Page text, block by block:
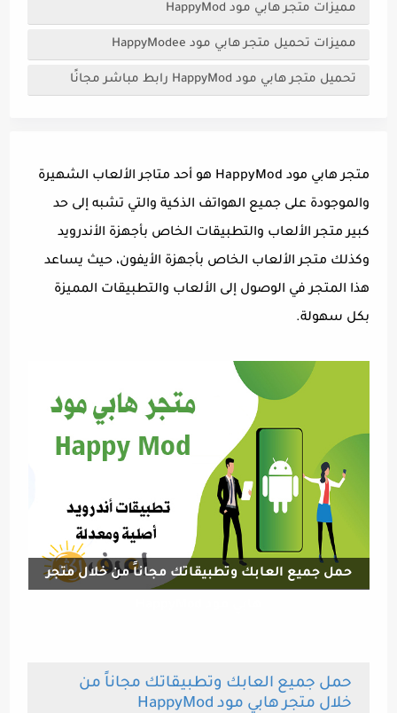
مميزات متجر هابي مود HappyMod
مميزات تحميل متجر هابي مود HappyModee
تحميل متجر هابي مود HappyMod رابط مباشر مجانًا
متجر هابي مود HappyMod هو أحد متاجر الألعاب الشهيرة
والموجودة على جميع الهواتف الذكية والتي تشبه إلى حد
كبير متجر الألعاب والتطبيقات الخاص بأجهزة الأندرويد
وكذلك متجر الألعاب الخاص بأجهزة الأيفون، حيث يساعد
هذا المتجر في الوصول إلى الألعاب والتطبيقات المميزة
بكل سهولة.
حمل جميع العابك وتطبيقاتك مجاناً من خلال متجر
حمل جميع العابك وتطبيقاتك مجاناً من
خلال متجر هابي مود HappyMod